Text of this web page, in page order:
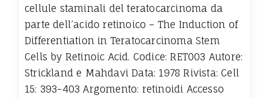
cellule staminali del teratocarcinoma da
parte dell’acido retinoico – The Induction of
Differentiation in Teratocarcinoma Stem
Cells by Retinoic Acid. Codice: RET003 Autore:
Strickland e Mahdavi Data: 1978 Rivista: Cell
15: 393-403 Argomento: retinoidi Accesso